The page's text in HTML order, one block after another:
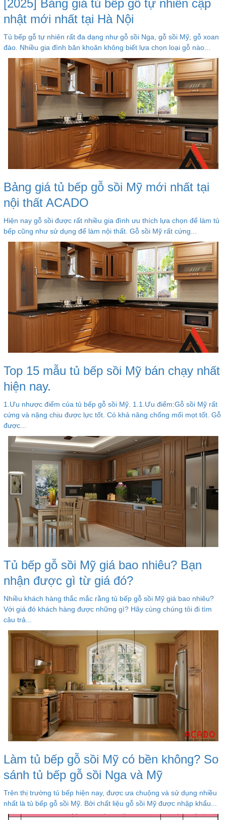
[2025] Bảng giá tủ bếp gỗ tự nhiên cập
nhật mới nhất tại Hà Nội
Tủ bếp gỗ tự nhiên rất đa dạng như gỗ sồi Nga, gỗ sồi Mỹ, gỗ xoan
đào. Nhiều gia đình băn khoăn không biết lựa chọn loại gỗ nào...
Bảng giá tủ bếp gỗ sồi Mỹ mới nhất tại
nội thất ACADO
Hiện nay gỗ sồi được rất nhiều gia đình ưu thích lựa chọn để làm tủ
bếp cũng như sử dụng để làm nội thất. Gỗ sồi Mỹ rất cứng...
Top 15 mẫu tủ bếp sồi Mỹ bán chạy nhất
hiện nay.
1.Ưu nhược điểm của tủ bếp gỗ sồi Mỹ. 1.1.Ưu điểm:Gỗ sồi Mỹ rất
cứng và nặng chịu được lực tốt. Có khả năng chống mối mọt tốt. Gỗ
được...
Tủ bếp gỗ sồi Mỹ giá bao nhiêu? Bạn
nhận được gì từ giá đó?
Nhiều khách hàng thắc mắc rằng tủ bếp gỗ sồi Mỹ giá bao nhiêu?
Với giá đó khách hàng được những gì? Hãy cùng chúng tôi đi tìm
câu trả...
Làm tủ bếp gỗ sồi Mỹ có bền không? So
sánh tủ bếp gỗ sồi Nga và Mỹ
Trên thị trường tủ bếp hiện nay, được ưa chuộng và sử dụng nhiều
nhất là tủ bếp gỗ sồi Mỹ. Bởi chất liệu gỗ sồi Mỹ được nhập khẩu...